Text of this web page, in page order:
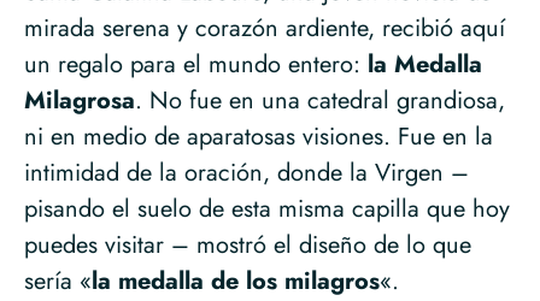
mirada serena y corazón ardiente, recibió aquí
un regalo para el mundo entero: la Medalla
Milagrosa. No fue en una catedral grandiosa,
ni en medio de aparatosas visiones. Fue en la
intimidad de la oración, donde la Virgen –
pisando el suelo de esta misma capilla que hoy
puedes visitar – mostró el diseño de lo que
sería «la medalla de los milagros«.